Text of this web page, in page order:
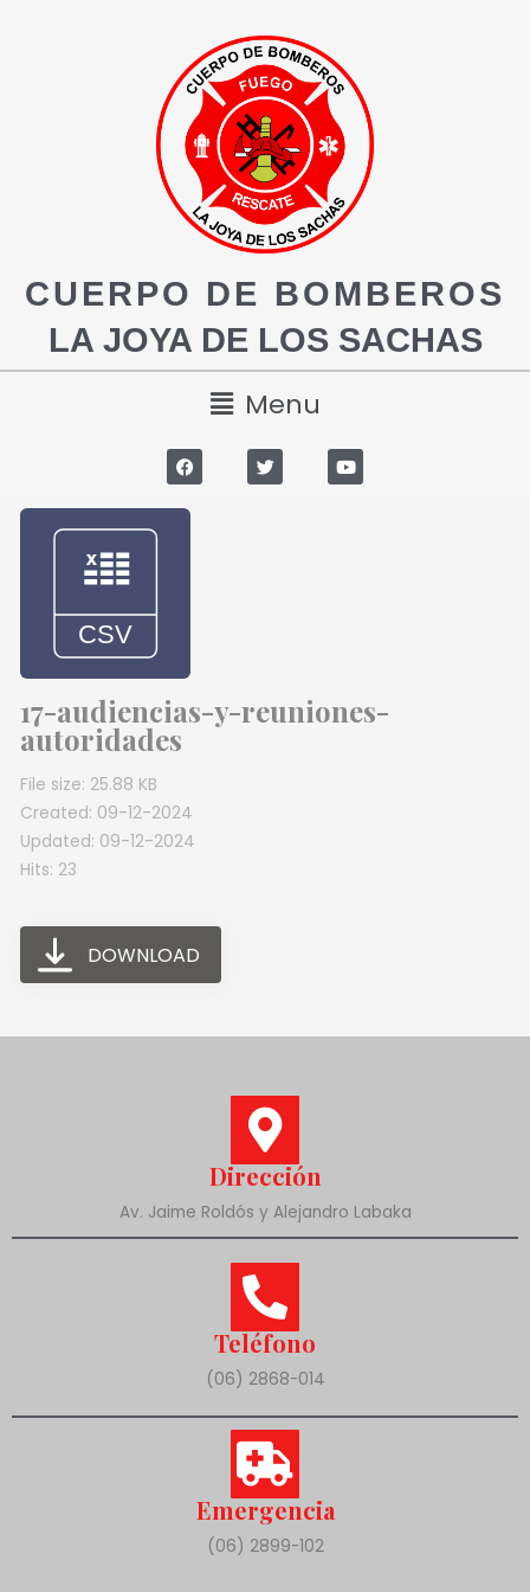
CUERPO DE BOMBEROS
LA JOYA DE LOS SACHAS
Menu
17-audiencias-y-reuniones-
autoridades
File size: 25.88 KB
Created: 09-12-2024
Updated: 09-12-2024
Hits: 23
DOWNLOAD
Dirección
Av. Jaime Roldós y Alejandro Labaka
Teléfono
(06) 2868-014
Emergencia
(06) 2899-102